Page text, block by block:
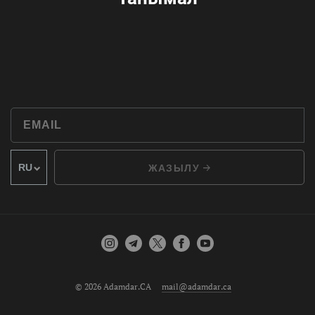
ЖАЗЫЛУ
© 2026 Adamdar.CA mail@adamdar.ca